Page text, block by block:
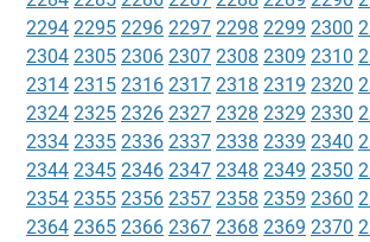
2294 2295 2296 2297 2298 2299 2300
2304 2305 2306 2307 2308 2309 2310
2314 2315 2316 2317 2318 2319 2320
2324 2325 2326 2327 2328 2329 2330
2334 2335 2336 2337 2338 2339 2340
2344 2345 2346 2347 2348 2349 2350
2354 2355 2356 2357 2358 2359 2360
2364 2365 2366 2367 2368 2369 2370